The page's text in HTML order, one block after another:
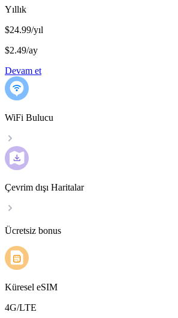
Yıllık
$24.99/yıl
$2.49/ay
Devam et
WiFi Bulucu
Çevrim dışı Haritalar
Ücretsiz bonus
Küresel eSIM
4G/LTE